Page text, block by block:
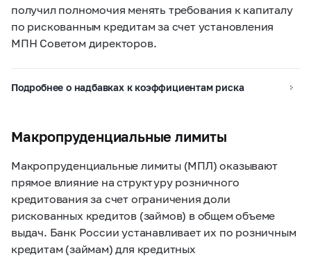
получил полномочия менять требования к капиталу
по рискованным кредитам за счет установления
МПН Советом директоров.
Подробнее о надбавках к коэффициентам риска
Макропруденциальные лимиты
Макропруденциальные лимиты (МПЛ) оказывают
прямое влияние на структуру розничного
кредитования за счет ограничения доли
рискованных кредитов (займов) в общем объеме
выдач. Банк России устанавливает их по розничным
кредитам (займам) для кредитных